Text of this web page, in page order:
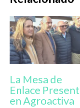
La Mesa de
Enlace
en Agroactiva